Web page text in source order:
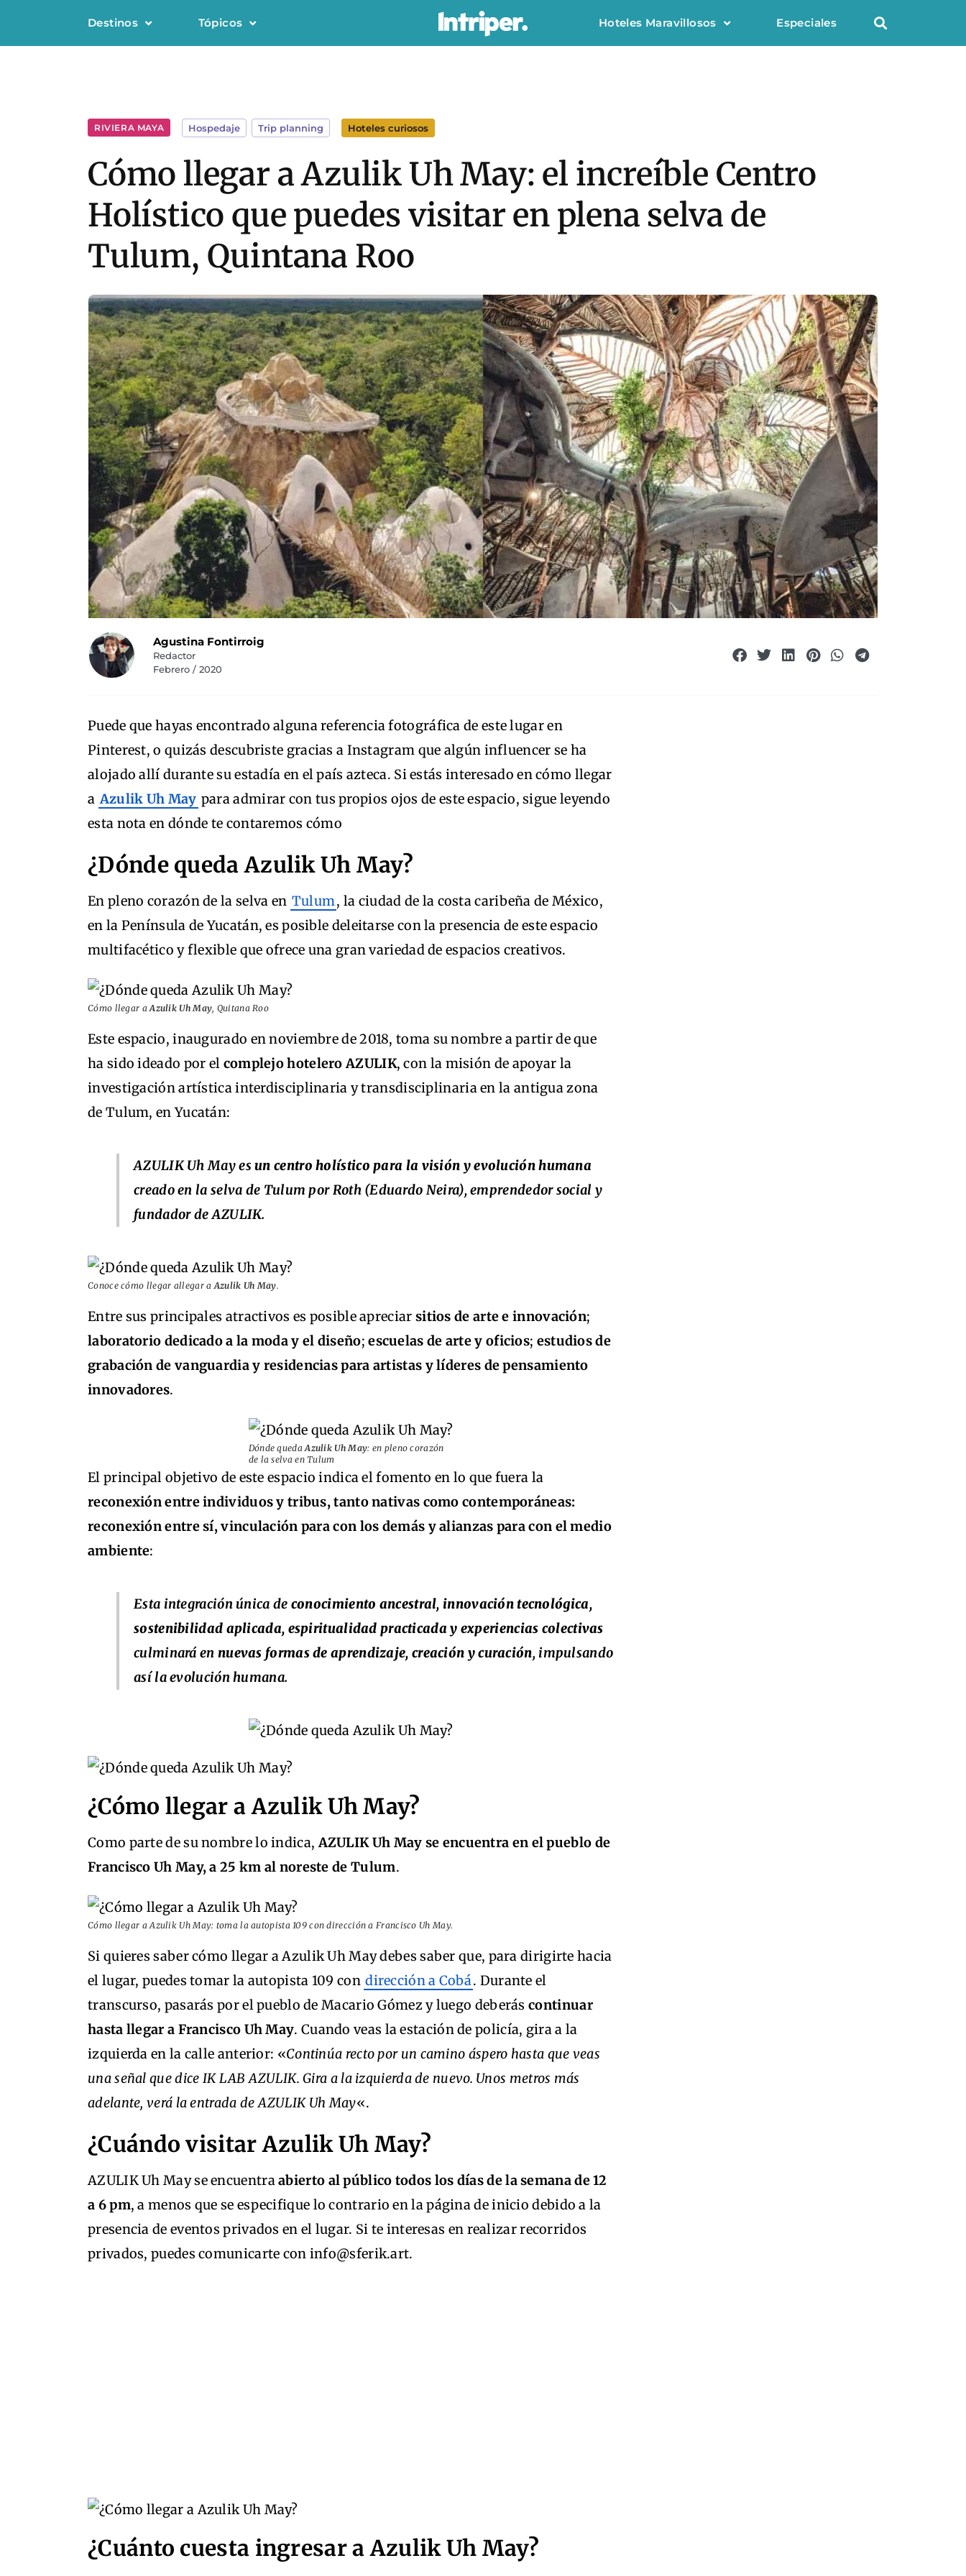
Destinos Tópicos Hoteles Maravillosos Especiales
RIVIERA MAYA Hospedaje Trip planning Hoteles curiosos
Cómo llegar a Azulik Uh May: el increíble Centro
Holístico que puedes visitar en plena selva de
Tulum, Quintana Roo
Agustina Fontirroig
Redactor
Febrero / 2020
Puede que hayas encontrado alguna referencia fotográfica de este lugar en
Pinterest, o quizás descubriste gracias a Instagram que algún influencer se ha
alojado allí durante su estadía en el país azteca. Si estás interesado en cómo llegar
a Azulik Uh May para admirar con tus propios ojos de este espacio, sigue leyendo
esta nota en dónde te contaremos cómo
¿Dónde queda Azulik Uh May?
En pleno corazón de la selva en Tulum, la ciudad de la costa caribeña de México,
en la Península de Yucatán, es posible deleitarse con la presencia de este espacio
multifacético y flexible que ofrece una gran variedad de espacios creativos.
Cómo llegar aAzulik Uh May, Quitana Roo
Este espacio, inaugurado en noviembre de 2018, toma su nombre a partir de que
ha sido ideado por el complejo hotelero AZULIK, con la misión de apoyar la
investigación artística interdisciplinaria y transdisciplinaria en la antigua zona
de Tulum, en Yucatán:
AZULIK Uh May esun centro holístico para la visión y evolución humana
creado en la selva de Tulum por Roth (Eduardo Neira), emprendedor social y
fundador de AZULIK.
Conoce cómo llegar allegar aAzulik Uh May.
Entre sus principales atractivos es posible apreciar sitios de arte e innovación;
laboratorio dedicado a la moda y el diseño;escuelas de arte y oficios; estudios de
grabación de vanguardia y residencias para artistas y líderes de pensamiento
innovadores.
Dónde quedaAzulik Uh May: en pleno corazón
de la selva en Tulum
El principal objetivo de este espacio indica el fomento en lo que fuera la
reconexión entre individuos y tribus, tanto nativas como contemporáneas:
reconexión entre sí, vinculación para con los demás y alianzas para con el medio
ambiente:
Esta integración única de conocimiento ancestral, innovación tecnológica,
sostenibilidad aplicada, espiritualidad practicada y experiencias colectivas
culminará en nuevas formas de aprendizaje, creación y curación, impulsando
así la evolución humana.
¿Cómo llegar a Azulik Uh May?
Como parte de su nombre lo indica, AZULIK Uh May se encuentra en el pueblo de
Francisco Uh May, a 25 km al noreste de Tulum.
Cómo llegar a Azulik Uh May: toma la autopista 109 con dirección a Francisco Uh May.
Si quieres saber cómo llegar a Azulik Uh May debes saber que, para dirigirte hacia
el lugar, puedes tomar la autopista 109 con dirección a Cobá. Durante el
transcurso, pasarás por el pueblo de Macario Gómez y luego deberáscontinuar
hasta llegar a Francisco Uh May. Cuando veas la estación de policía, gira a la
izquierda en la calle anterior: «Continúa recto por un camino áspero hasta que veas
una señal que dice IK LAB AZULIK. Gira a la izquierda de nuevo. Unos metros más
adelante, verá la entrada de AZULIK Uh May«.
¿Cuándo visitar Azulik Uh May?
AZULIK Uh May se encuentraabierto al público todos los días de la semana de 12
a 6 pm, a menos que se especifique lo contrario en la página de inicio debido a la
presencia de eventos privados en el lugar. Si te interesas en realizar recorridos
privados, puedes comunicarte con info@sferik.art.
¿Cuánto cuesta ingresar a Azulik Uh May?